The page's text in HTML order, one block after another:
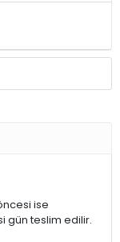
ise
gün teslim edilir.